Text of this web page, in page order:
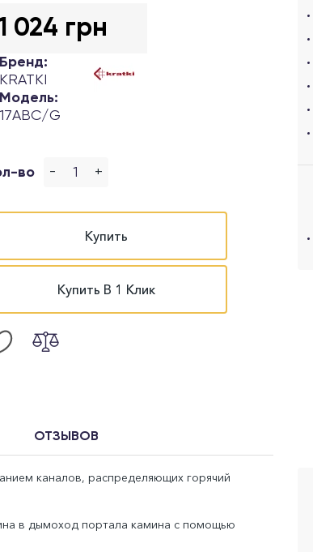
024 грн
Бренд:
KRATKI
Модель:
17ABC/G
во - +
Купить
Купить В 1 Клик
ОТЗЫВОВ
каналов, распределяющих горячий
в дымоход портала камина с помощью